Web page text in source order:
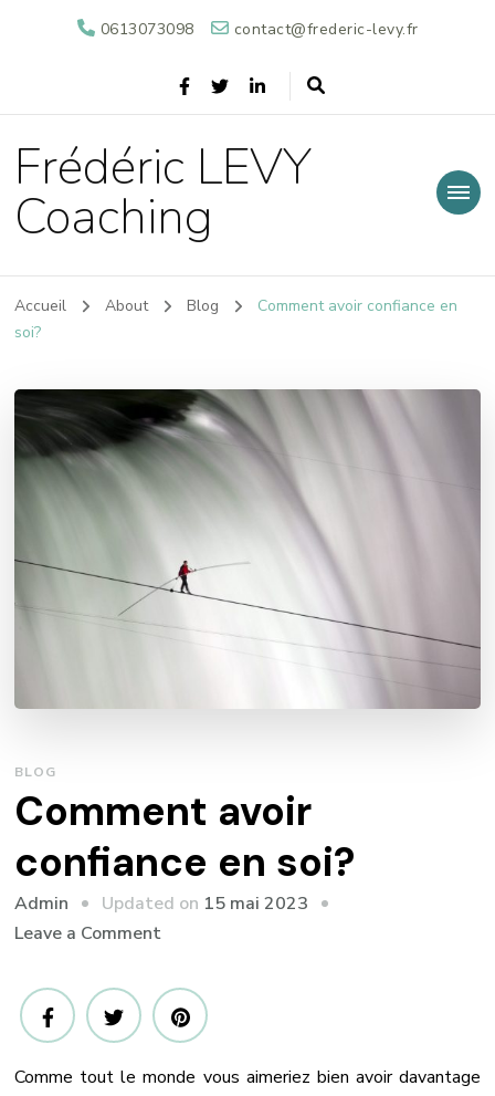
0613073098 contact@frederic-levy.fr
Frédéric LEVY
Coaching
Accueil About Blog
Comment avoir confiance en
soi?
BLOG
Comment avoir
confiance en soi?
Admin Updated on 15 mai 2023
Leave a Commenton
avoir
confiance
soi?
Comme tout le monde vous aimeriez bien avoir davantage